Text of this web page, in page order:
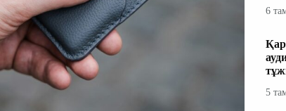
6
5